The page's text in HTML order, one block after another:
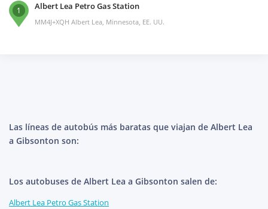
1 Albert Lea Petro Gas Station
MM4J+XQH Albert Lea, Minnesota, EE. UU.
Las líneas de autobús más baratas que viajan de Albert Lea
a Gibsonton son:
Los autobuses de Albert Lea a Gibsonton salen de:
Albert Lea Petro Gas Station